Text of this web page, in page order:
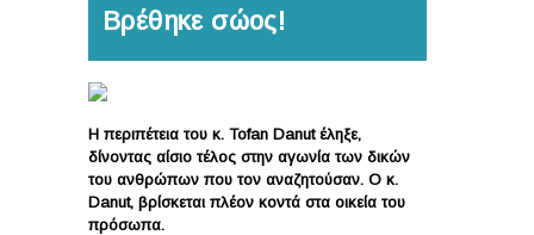
Βρέθηκε σώος!
Η περιπέτεια του κ. Tofan Danut έληξε,
δίνοντας αίσιο τέλος στην αγωνία των δικών
του ανθρώπων που τον αναζητούσαν. Ο κ.
Danut, βρίσκεται πλέον κοντά στα οικεία του
πρόσωπα.